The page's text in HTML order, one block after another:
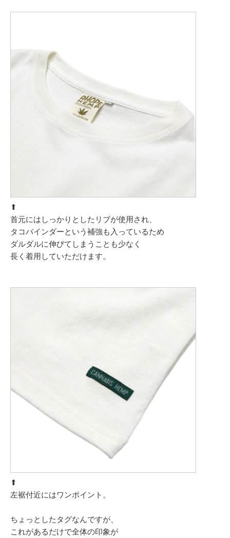
⬆︎
首元にはしっかりとしたリブが使用され、
タコバインダーという補強も入っているため
ダルダルに伸びてしまうことも少なく
長く着用していただけます。
⬆︎
左裾付近にはワンポイント。
ちょっとしたタグなんですが、
これがあるだけで全体の印象が